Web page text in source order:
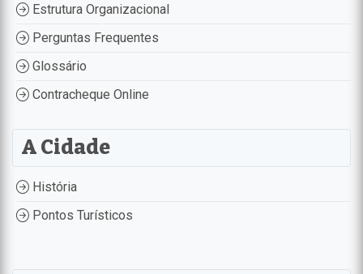
Estrutura Organizacional
Perguntas Frequentes
Glossário
Contracheque Online
A Cidade
História
Pontos Turísticos